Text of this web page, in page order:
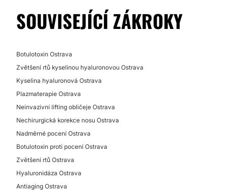
SOUVISEJÍCÍ ZÁKROKY
Botulotoxin Ostrava
Zvětšení rtů kyselinou hyaluronovou Ostrava
Kyselina hyaluronová Ostrava
Plazmaterapie Ostrava
Neinvazivní lifting obličeje Ostrava
Nechirurgická korekce nosu Ostrava
Nadměrné pocení Ostrava
Botulotoxin proti pocení Ostrava
Zvětšení rtů Ostrava
Hyaluronidáza Ostrava
Antiaging Ostrava